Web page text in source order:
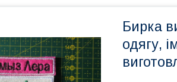
Бирка
одягу,